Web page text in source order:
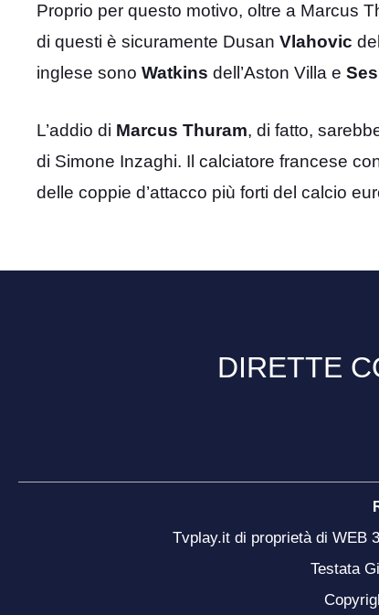
Proprio per questo motivo, oltre a Marcus
di questi è sicuramente Dusan Vlahovic
inglese sono Watkins dell’Aston Villa e
L’addio di Marcus Thuram, di fatto,
di Simone Inzaghi. Il calciatore francese
delle coppie d’attacco più forti del calcio
DIRETTE
Tvplay.it di proprietà di WEB
Testata